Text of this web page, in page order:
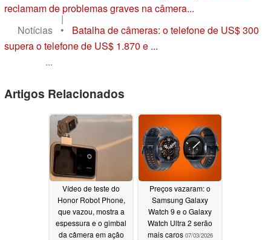
reclamam de problemas graves na câmera...
|
Notícias
•
Batalha de câmeras: o telefone de US$ 300
supera o telefone de US$ 1.870 e ...
...
Artigos Relacionados
Vídeo de teste do
Honor Robot Phone,
que vazou, mostra a
espessura e o gimbal
da câmera em ação
Preços vazaram: o
Samsung Galaxy
Watch 9 e o Galaxy
Watch Ultra 2 serão
mais caros 07/03/2026